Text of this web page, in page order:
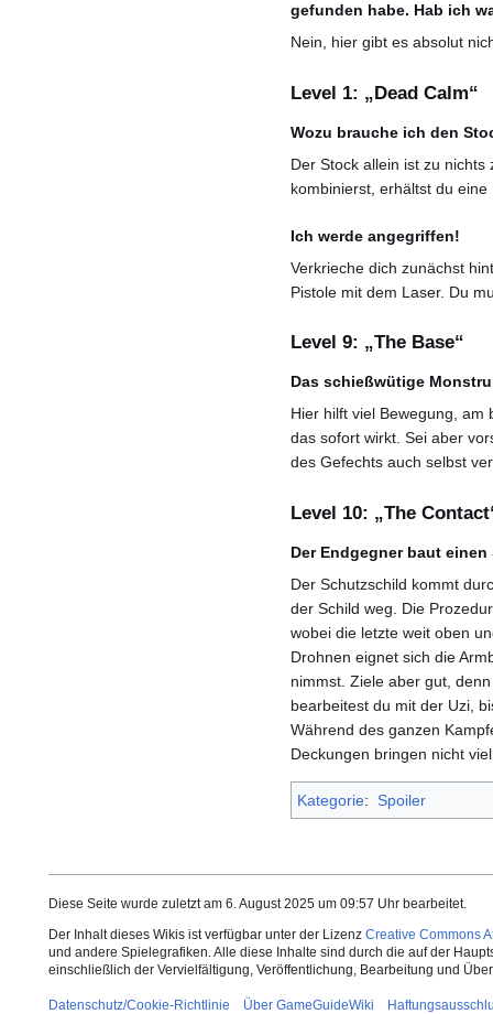
gefunden habe. Hab ich
Nein, hier gibt es absolut
Level 1: „Dead Calm“
Wozu brauche ich den
Der Stock allein ist zu
kombinierst, erhältst du
Ich werde angegriffen!
Verkrieche dich zunächst
Pistole mit dem Laser. Du
Level 9: „The Base“
Das schießwütige
Hier hilft viel Bewegung, am
das sofort wirkt. Sei aber
des Gefechts auch selbst
Level 10: „The
Der Endgegner baut
Der Schutzschild kommt
der Schild weg. Die
wobei die letzte weit oben
Drohnen eignet sich die
nimmst. Ziele aber gut,
bearbeitest du mit der Uzi,
Während des ganzen
Deckungen bringen nicht
Kategorie: Spoiler
Diese Seite wurde zuletzt am 6. August 2025 um 09:57 Uhr bearbeitet.
Der Inhalt dieses Wikis ist verfügbar unter der Lizenz Creative Commons
und andere Spielegrafiken. Alle diese Inhalte sind durch die auf der
einschließlich der Vervielfältigung, Veröffentlichung, Bearbeitung und
Datenschutz/Cookie-Richtlinie Über GameGuideWiki